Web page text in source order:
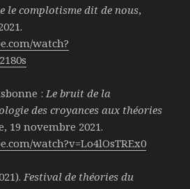
le complotisme dit de nous,
watch?
:Le bruit de la
des croyances aux théories
19 novembre 2021.
watch?v=Lo4lOsTREx0
Festival de théories du